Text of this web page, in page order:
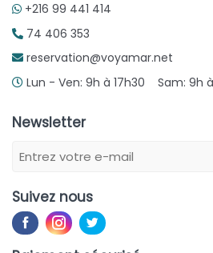
+216 99 441 414
74 406 353
reservation@voyamar.net
Lun - Ven: 9h à 17h30 Sam: 9h
Newsletter
Suivez nous